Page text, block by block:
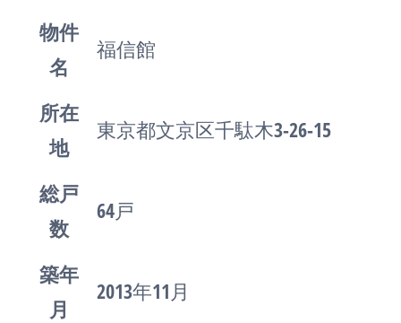
物件
名
福信館
所在
地
東京都文京区千駄木3-26-15
総戸
数
64戸
築年
月
2013年11月